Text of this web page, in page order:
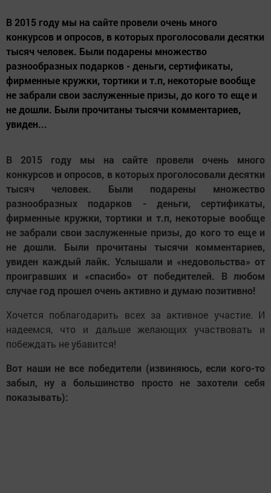
В 2015 году мы на сайте провели очень много
конкурсов и опросов, в которых проголосовали десятки
тысяч человек. Были подарены множество
разнообразных подарков - деньги, сертификаты,
фирменные кружки, тортики и т.п, некоторые вообще
не забрали свои заслуженные призы, до кого то еще и
не дошли. Были прочитаны тысячи комментариев,
увиден...
В 2015 году мы на сайте провели очень много
конкурсов и опросов, в которых проголосовали десятки
тысяч человек. Были подарены множество
разнообразных подарков - деньги, сертификаты,
фирменные кружки, тортики и т.п, некоторые вообще
не забрали свои заслуженные призы, до кого то еще и
не дошли. Были прочитаны тысячи комментариев,
увиден каждый лайк. Услышали и «недовольства» от
проигравших и «спасибо» от победителей. В любом
случае год прошел очень активно и думаю позитивно!
Хочется поблагодарить всех за активное участие. И
надеемся, что и дальше желающих участвовать и
побеждать не убавится!
Вот наши не все победители (извиняюсь, если кого-то
забыл, ну а большинство просто не захотели себя
показывать):